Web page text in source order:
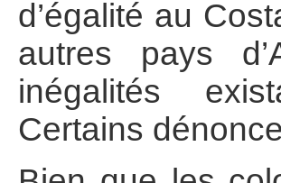
d’égalité au
autres pays
inégalités
Certains